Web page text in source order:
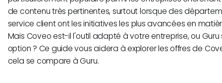
de contenu très pertinentes, surtout lorsque des
service client ont les initiatives les plus avancées en
Mais Coveo est-il l'outil adapté à votre entreprise, ou
option ? Ce guide vous aidera à explorer les offres de
cela se compare à Guru.